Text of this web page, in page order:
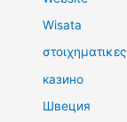
Wisata
στοιχηματικες
казино
Швеция